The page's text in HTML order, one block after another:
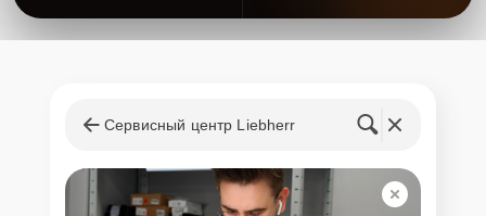
Сервисный центр Liebherr